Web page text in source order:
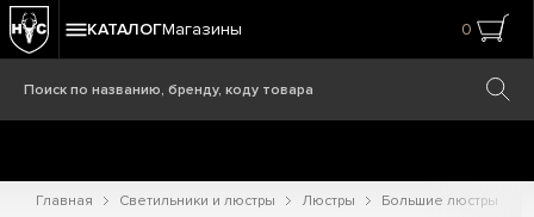
КАТАЛОГМагазины 0
Главная Светильники и люстры Люстры Большие люстры